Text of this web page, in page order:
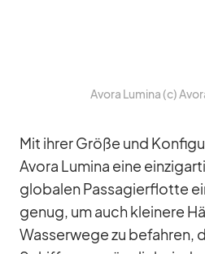
Avora Lu­mina (c)
Mit ih­rer Größe und
Avora Lu­mina eine
glo­ba­len Pas­sa­gier­flotte
ge­nug, um auch klei­nere
Was­ser­wege zu be­fah­ren,